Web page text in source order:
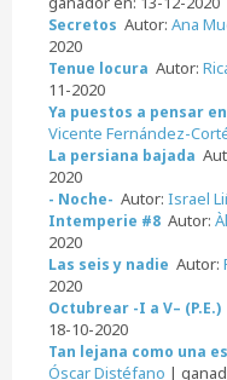
Secretos Autor: Ana
2020
Tenue locura Autor:
11-2020
Ya puestos a pensar
Vicente Fernández-
La persiana bajada
2020
- Noche- Autor: Israel
Intemperie #8 Autor:
2020
Las seis y nadie Autor:
2020
Octubrear -I a V– (P.E.)
18-10-2020
Tan lejana como una
Óscar Distéfano |